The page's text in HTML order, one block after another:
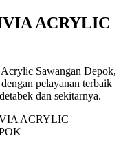
ACRYLIC
Sawangan Depok,
pelayanan terbaik
dan sekitarnya.